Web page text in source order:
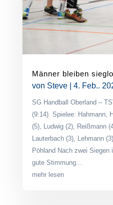
Männer bleiben
von Steve| 4. Feb..
SG Handball Oberland –
(9:14) Spielee: Hahmann,
(5), Ludwig (2), Reißmann
Lauterbach (3), Lehmann
Pöhland Nach zwei Siegen
gute Stimmung...
mehr lesen